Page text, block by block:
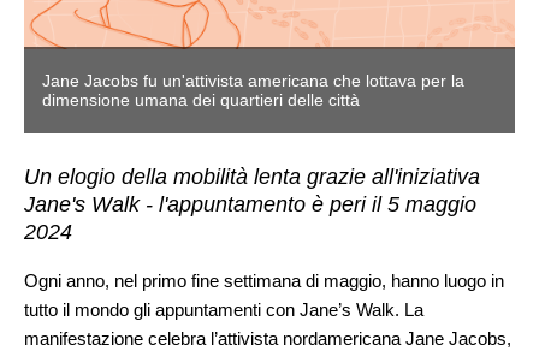
Jane Jacobs fu un'attivista americana che lottava per la
dimensione umana dei quartieri delle città
Un elogio della mobilità lenta grazie all'iniziativa
Jane's Walk - l'appuntamento è peri il 5 maggio
2024
Ogni anno, nel primo fine settimana di maggio, hanno luogo in
tutto il mondo gli appuntamenti con Jane’s Walk. La
manifestazione celebra l’attivista nordamericana Jane Jacobs,